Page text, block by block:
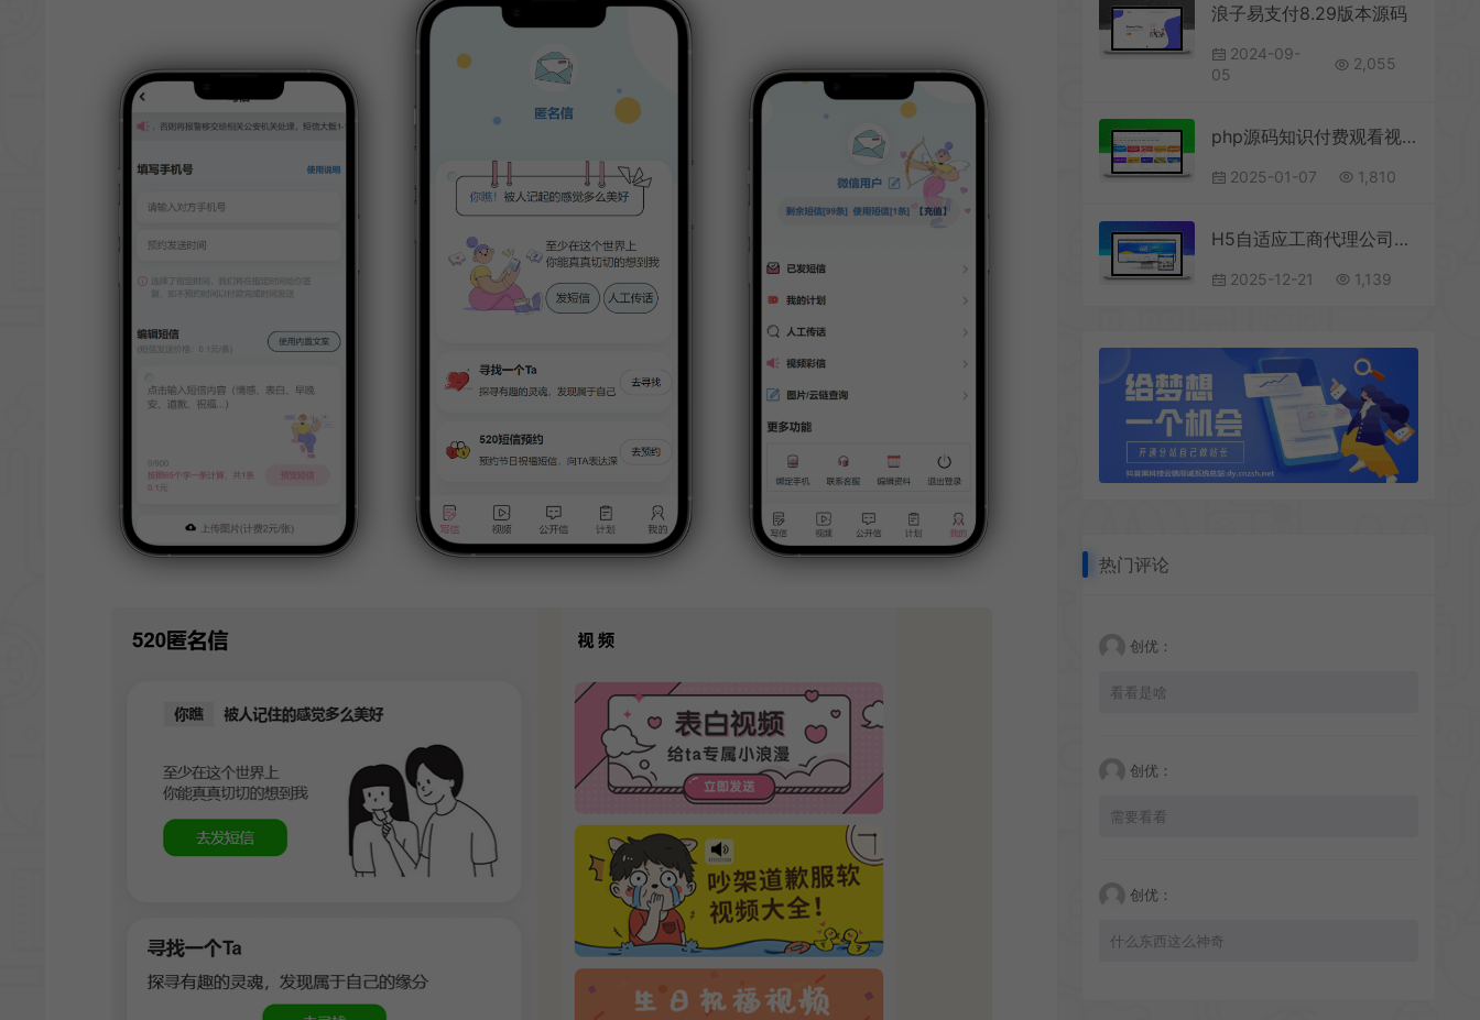
浪子易支付8.29版本源码
2024-09-
05
2,055
php源码知识付费观看视频课程网站资源下载教程资料源码
2025-01-07 1,810
H5自适应工商代理公司注册网站模板—PbootCMS财务会计类源码下载
2025-12-21 1,139
热门评论
创优：
看看是啥
创优：
需要看看
创优：
什么东西这么神奇